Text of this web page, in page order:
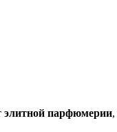
элитной парфюмерии,